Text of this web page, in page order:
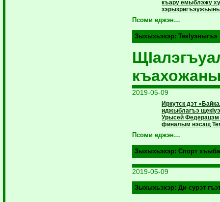
къару емыблэжу
Псоми еджэн…
Зыхыхьэхэр:ТекIуэныгъэ
2019-05-09
Иркутск дэт
иджыблагъэ
Урысей
финалым нэсащ
Псоми еджэн…
Зыхыхьэхэр:Спорт
2019-05-09
Зыхыхьэхэр:Ди сурэт